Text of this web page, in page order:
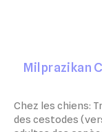
Milprazikan
Chez les chiens:
des cestodes